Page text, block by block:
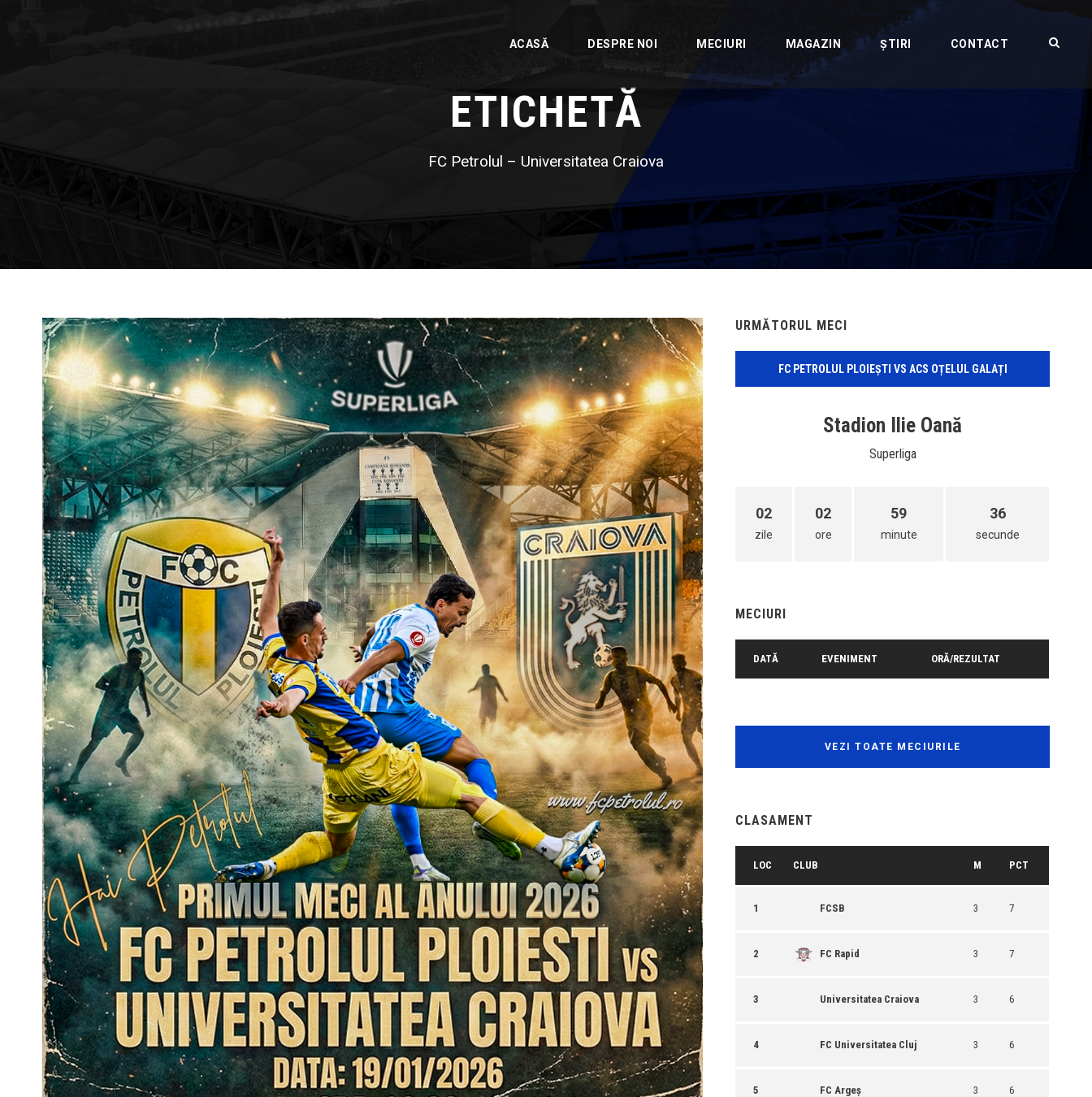
ACASĂ DESPRE NOI MECIURI MAGAZIN ȘTIRI CONTACT
ETICHETĂ
FC Petrolul – Universitatea Craiova
URMĂTORUL MECI
FC PETROLUL PLOIEȘTI VS ACS OȚELUL GALAȚI
Stadion Ilie Oană
Superliga
02
zile
02
ore
59
minute
36
secunde
MECIURI
DATĂ EVENIMENT ORĂ/REZULTAT
VEZI TOATE MECIURILE
CLASAMENT
LOC CLUB M PCT
1 FCSB 3 7
2 FC Rapid 3 7
3 Universitatea Craiova 3 6
4 FC Universitatea Cluj 3 6
5 FC Argeș 3 6